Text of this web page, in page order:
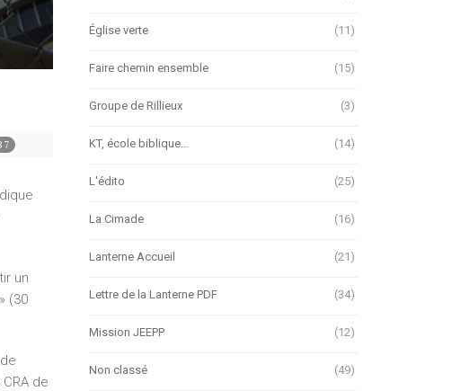
un
(30
de
Église verte (11)
Faire chemin ensemble (15)
Groupe de Rillieux (3)
KT, école biblique… (14)
L'édito (25)
La Cimade (16)
Lanterne Accueil (21)
Lettre de la Lanterne PDF (34)
Mission JEEPP (12)
Non classé (49)